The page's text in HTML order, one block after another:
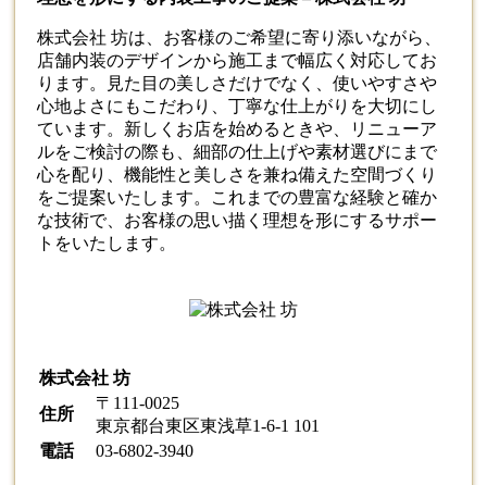
株式会社 坊は、お客様のご希望に寄り添いながら、
店舗内装のデザインから施工まで幅広く対応してお
ります。見た目の美しさだけでなく、使いやすさや
心地よさにもこだわり、丁寧な仕上がりを大切にし
ています。新しくお店を始めるときや、リニューア
ルをご検討の際も、細部の仕上げや素材選びにまで
心を配り、機能性と美しさを兼ね備えた空間づくり
をご提案いたします。これまでの豊富な経験と確か
な技術で、お客様の思い描く理想を形にするサポー
トをいたします。
株式会社 坊
住所
〒111-0025
東京都台東区東浅草1-6-1 101
電話
03-6802-3940